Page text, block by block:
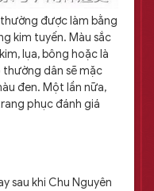
được làm bằng
kim tuyến. Màu sắc
lụa, bông hoặc là
dân sẽ mặc
đen. Một lần nữa,
phục đánh giá
sau khi Chu Nguyên